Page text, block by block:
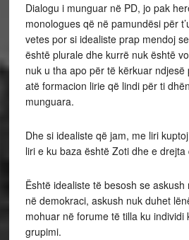
Dialogu i munguar në PD, jo pak
monologues që në pamundësi për
vetes por si idealiste prap mendoj
ështē plurale dhe kurrë nuk ështē
nuk u tha apo për të kërkuar
atë formacion lirie që lindi për ti
munguara.
Dhe si idealiste që jam, me liri
liri e ku baza është Zoti dhe e
Është idealiste të besosh se
në demokraci, askush nuk duhet
mohuar në forume të tilla ku individi
grupimi.